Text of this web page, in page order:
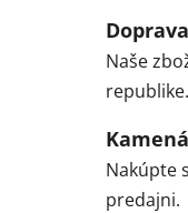
Naše
republike.
Nakúpte
predajni.